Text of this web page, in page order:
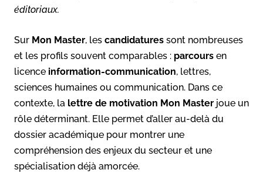
éditoriaux.
Sur Mon Master, les candidatures sont nombreuses
et les profils souvent comparables : parcours en
licence information-communication, lettres,
sciences humaines ou communication. Dans ce
contexte, la lettre de motivation Mon Master joue un
rôle déterminant. Elle permet d’aller au-delà du
dossier académique pour montrer une
compréhension des enjeux du secteur et une
spécialisation déjà amorcée.